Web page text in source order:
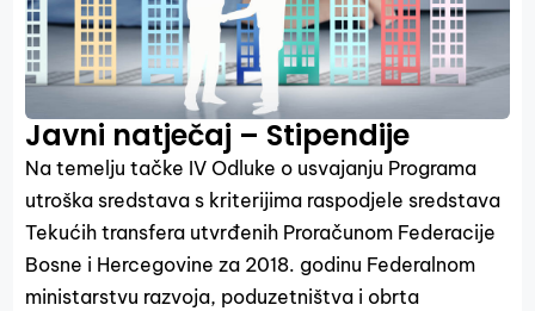
Javni natječaj – Stipendije
Na temelju tačke IV Odluke o usvajanju Programa
utroška sredstava s kriterijima raspodjele sredstava
Tekućih transfera utvrđenih Proračunom Federacije
Bosne i Hercegovine za 2018. godinu Federalnom
ministarstvu razvoja, poduzetništva i obrta